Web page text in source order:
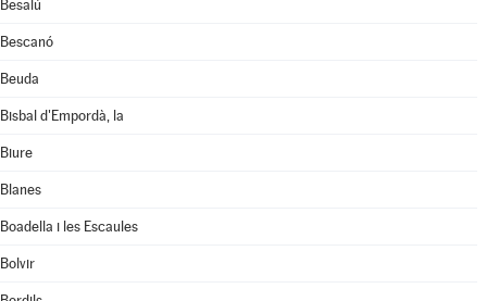
Besalú
Bescanó
Beuda
Bisbal d'Empordà, la
Biure
Blanes
Boadella i les Escaules
Bolvir